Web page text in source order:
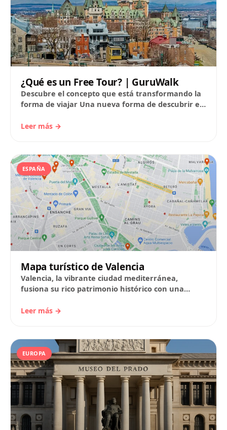
¿Qué es un Free Tour? | GuruWalk
Descubre el concepto que está transformando la
forma de viajar Una nueva forma de descubrir el
Leer más →
ESPAÑA
Mapa turístico de Valencia
Valencia, la vibrante ciudad mediterránea,
fusiona su rico patrimonio histórico con una
pie te guiará…
Leer más →
EUROPA